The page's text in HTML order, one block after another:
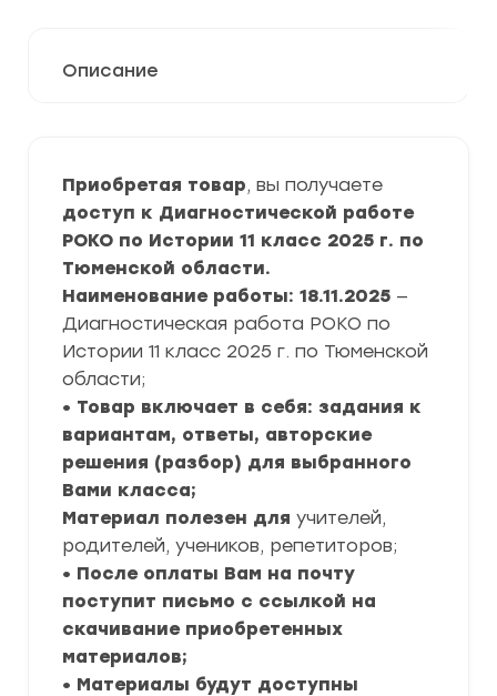
Описание
Приобретая товар, вы получаете
доступ к Диагностической работе
РОКО по Истории 11 класс 2025 г. по
Тюменской области.
Наименование работы: 18.11.2025 —
Диагностическая работа РОКО по
Истории 11 класс 2025 г. по Тюменской
области;
• Товар включает в себя: задания к
вариантам, ответы, авторские
решения (разбор) для выбранного
Вами класса;
Материал полезен для учителей,
родителей, учеников, репетиторов;
• После оплаты Вам на почту
поступит письмо с ссылкой на
скачивание приобретенных
материалов;
• Материалы будут доступны